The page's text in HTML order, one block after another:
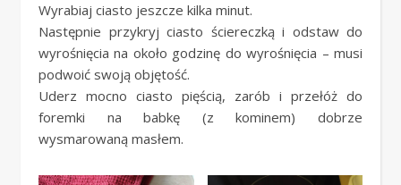
Wyrabiaj ciasto jeszcze kilka minut.
Następnie przykryj ciasto ściereczką i odstaw do
wyrośnięcia na około godzinę do wyrośnięcia – musi
podwoić swoją objętość.
Uderz mocno ciasto pięścią, zarób i przełóż do
foremki na babkę (z kominem) dobrze
wysmarowaną masłem.